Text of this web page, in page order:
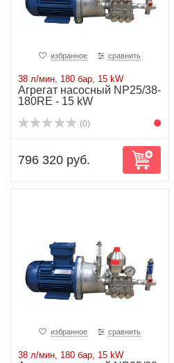
избранное сравнить
38 л/мин, 180 бар, 15 kW
Агрегат насосный NP25/38-
180RE - 15 kW
(0)
796 320 руб.
избранное сравнить
38 л/мин, 180 бар, 15 kW